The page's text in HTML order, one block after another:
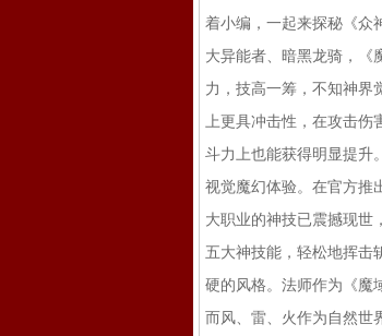
着小编，一起来探秘《众
大异能者、暗黑龙骑，《
力，技高一筹，不知神界
上更具冲击性，在攻击伤
斗力上也能获得明显提升
视觉魔幻体验。在官方推
大职业的神技已震撼现世
五大神技能，轻松地挥击
硬的风格。法师作为《魔
而风、雷、火作为自然世